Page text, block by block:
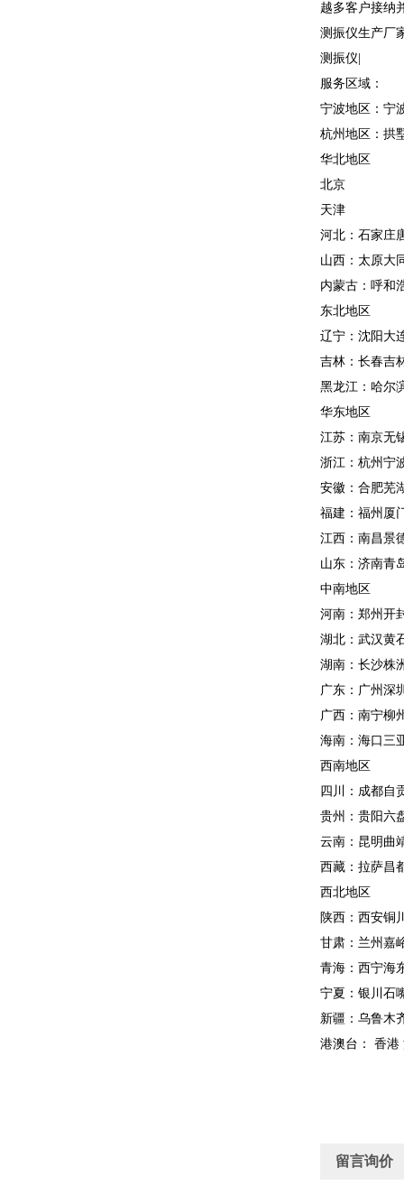
越多客户接纳
测振仪生产厂
测振仪|
服务区域：
宁波地区：宁
杭州地区：拱
华北地区
北京
天津
河北：石家庄
山西：太原大
内蒙古：呼和
东北地区
辽宁：沈阳大
吉林：长春吉
黑龙江：哈尔
华东地区
江苏：南京无
浙江：杭州宁
安徽：合肥芜
福建：福州厦
江西：南昌景
山东：济南青
中南地区
河南：郑州开
湖北：武汉黄
湖南：长沙株
广东：广州深
广西：南宁柳
海南：海口三
西南地区
四川：成都自
贵州：贵阳六
云南：昆明曲
西藏：拉萨昌
西北地区
陕西：西安铜
甘肃：兰州嘉
青海：西宁海
宁夏：银川石
新疆：乌鲁木
港澳台： 香港
留言询价